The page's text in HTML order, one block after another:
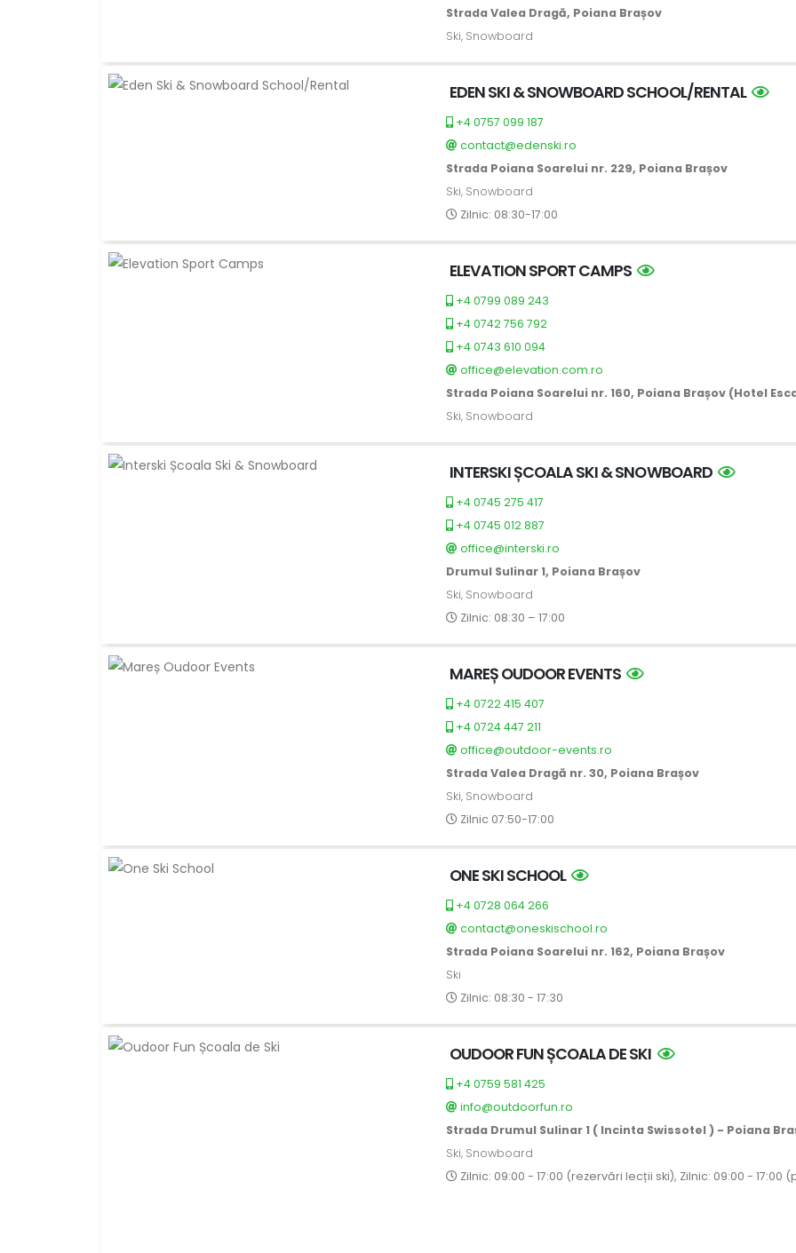
Strada Valea Dragă, Poiana Brașov
Ski, Snowboard
EDEN SKI & SNOWBOARD SCHOOL/RENTAL
+4 0757 099 187
contact@edenski.ro
Strada Poiana Soarelui nr. 229, Poiana Brașov
Ski, Snowboard
Zilnic: 08:30-17:00
ELEVATION SPORT CAMPS
+4 0799 089 243
+4 0742 756 792
+4 0743 610 094
office@elevation.com.ro
Strada Poiana Soarelui nr. 160, Poiana Brașov (Hotel
Ski, Snowboard
INTERSKI ȘCOALA SKI & SNOWBOARD
+4 0745 275 417
+4 0745 012 887
office@interski.ro
Drumul Sulinar 1, Poiana Brașov
Ski, Snowboard
Zilnic: 08:30 – 17:00
MAREȘ OUDOOR EVENTS
+4 0722 415 407
+4 0724 447 211
office@outdoor-events.ro
Strada Valea Dragă nr. 30, Poiana Brașov
Ski, Snowboard
Zilnic 07:50-17:00
ONE SKI SCHOOL
+4 0728 064 266
contact@oneskischool.ro
Strada Poiana Soarelui nr. 162, Poiana Brașov
Ski
Zilnic: 08:30 - 17:30
OUDOOR FUN ȘCOALA DE SKI
+4 0759 581 425
info@outdoorfun.ro
Strada Drumul Sulinar 1 ( Incinta Swissotel ) - Poiana
Ski, Snowboard
Zilnic: 09:00 - 17:00 (rezervări lecții ski), Zilnic: 09:00 - 17:00